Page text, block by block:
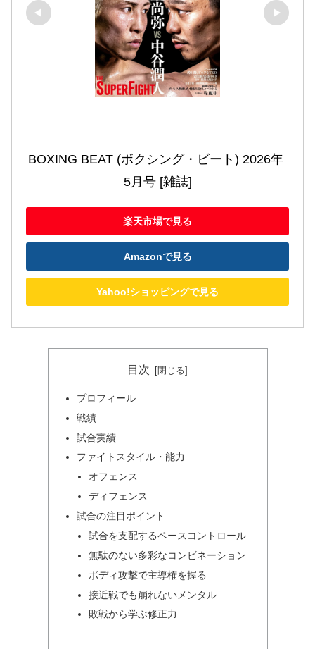
BOXING BEAT (ボクシング・ビート) 2026年
5月号 [雑誌]
楽天市場で見る
Amazonで見る
Yahoo!ショッピングで見る
目次
プロフィール
戦績
試合実績
ファイトスタイル・能力
オフェンス
ディフェンス
試合の注目ポイント
試合を支配するペースコントロール
無駄のない多彩なコンビネーション
ボディ攻撃で主導権を握る
接近戦でも崩れないメンタル
敗戦から学ぶ修正力